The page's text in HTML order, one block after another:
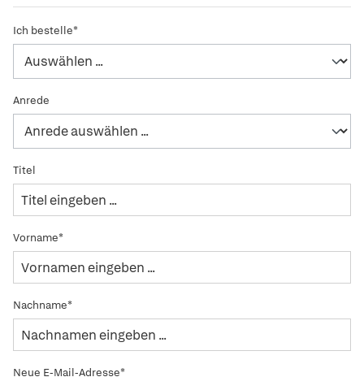
Ich bestelle*
Anrede
Titel
Vorname*
Nachname*
Neue E-Mail-Adresse*